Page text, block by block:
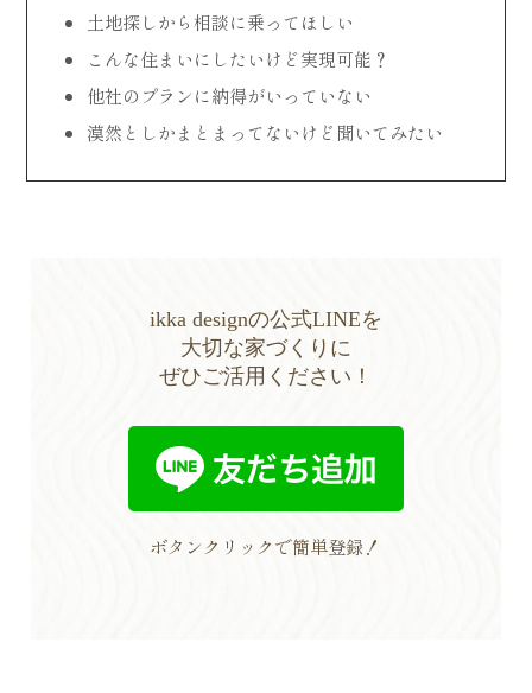
土地探しから相談に乗ってほしい
こんな住まいにしたいけど実現可能？
他社のプランに納得がいっていない
漠然としかまとまってないけど聞いてみたい
ikka designの公式LINEを
大切な家づくりに
ぜひご活用ください！
ボタンクリックで簡単登録！